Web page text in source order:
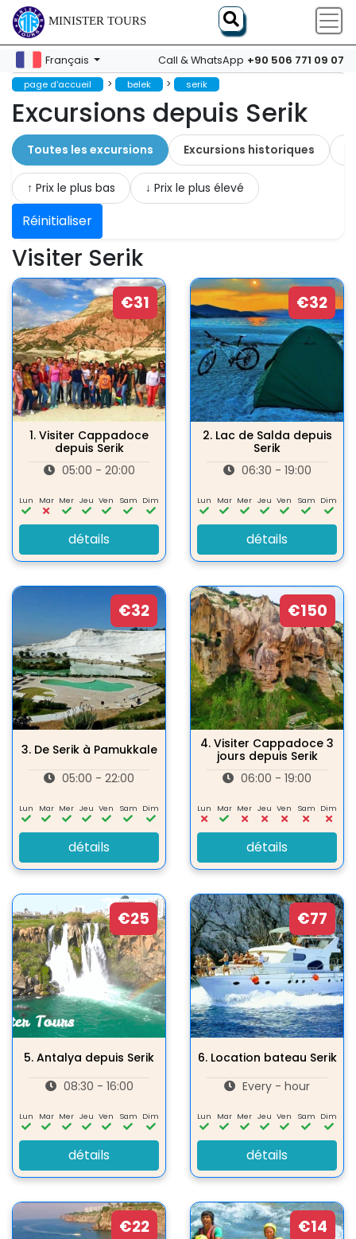
MINISTER TOURS
Français Call & WhatsApp +90 506 771 09 07
page d'accueil > belek > serik
Excursions depuis Serik
Toutes les excursions Excursions historiques
↑ Prix ​​le plus bas ↓ Prix ​​le plus élevé
Réinitialiser
Visiter Serik
€31
1. Visiter Cappadoce
depuis Serik
05:00 - 20:00
Lun Mar Mer Jeu Ven Sam Dim
détails
€32
2. Lac de Salda depuis
Serik
06:30 - 19:00
Lun Mar Mer Jeu Ven Sam Dim
détails
€32
3. De Serik à Pamukkale
05:00 - 22:00
Lun Mar Mer Jeu Ven Sam Dim
détails
€150
4. Visiter Cappadoce 3
jours depuis Serik
06:00 - 19:00
Lun Mar Mer Jeu Ven Sam Dim
détails
€25
5. Antalya depuis Serik
08:30 - 16:00
Lun Mar Mer Jeu Ven Sam Dim
détails
€77
6. Location bateau Serik
Every - hour
Lun Mar Mer Jeu Ven Sam Dim
détails
€22 €14